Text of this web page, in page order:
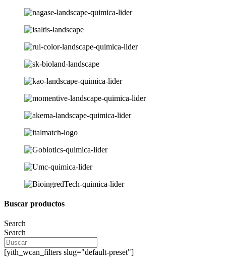
Buscar productos
Search
Search
[yith_wcan_filters slug="default-preset"]